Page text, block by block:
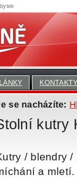
se nacházíte:
kutry
/ blendry
a